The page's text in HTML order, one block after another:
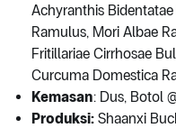
Achyranthis
Ramulus, Mori Albae
Fritillariae Cirrhosae
Curcuma Domestica
Kemasan: Dus, Botol
Produksi: Shaanxi